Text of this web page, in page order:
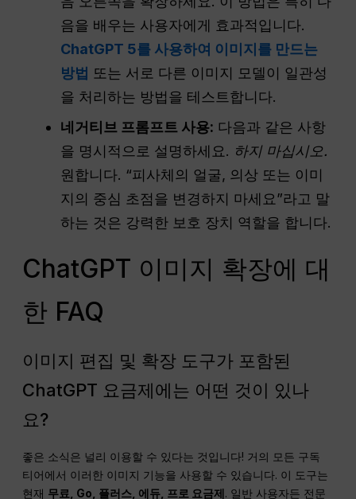
음을 배우는 사용자에게 효과적입니다.
ChatGPT 5를 사용하여 이미지를 만드는
방법 또는 서로 다른 이미지 모델이 일관성
을 처리하는 방법을 테스트합니다.
네거티브 프롬프트 사용: 다음과 같은 사항
을 명시적으로 설명하세요. 하지 마십시오.
원합니다. “피사체의 얼굴, 의상 또는 이미
지의 중심 초점을 변경하지 마세요”라고 말
하는 것은 강력한 보호 장치 역할을 합니다.
ChatGPT 이미지 확장에 대
한 FAQ
이미지 편집 및 확장 도구가 포함된
ChatGPT 요금제에는 어떤 것이 있나
요?
좋은 소식은 널리 이용할 수 있다는 것입니다! 거의 모든 구독
티어에서 이러한 이미지 기능을 사용할 수 있습니다. 이 도구는
현재 무료, Go, 플러스, 에듀, 프로 요금제. 일반 사용자든 전문